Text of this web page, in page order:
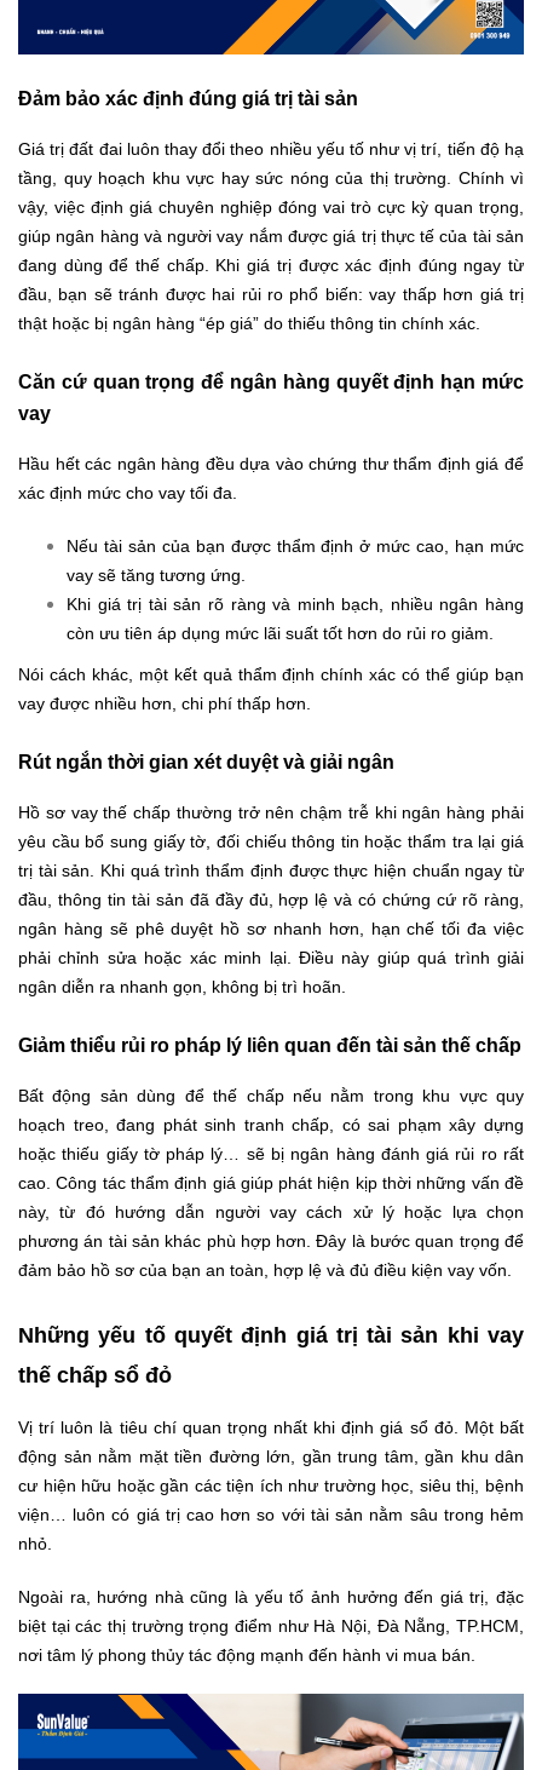
Đảm bảo xác định đúng giá trị tài sản
Giá trị đất đai luôn thay đổi theo nhiều yếu tố như vị trí, tiến độ hạ
tầng, quy hoạch khu vực hay sức nóng của thị trường. Chính vì
vậy, việc định giá chuyên nghiệp đóng vai trò cực kỳ quan trọng,
giúp ngân hàng và người vay nắm được giá trị thực tế của tài sản
đang dùng để thế chấp. Khi giá trị được xác định đúng ngay từ
đầu, bạn sẽ tránh được hai rủi ro phổ biến: vay thấp hơn giá trị
thật hoặc bị ngân hàng “ép giá” do thiếu thông tin chính xác.
Căn cứ quan trọng để ngân hàng quyết định hạn mức
vay
Hầu hết các ngân hàng đều dựa vào chứng thư thẩm định giá để
xác định mức cho vay tối đa.
Nếu tài sản của bạn được thẩm định ở mức cao, hạn mức
vay sẽ tăng tương ứng.
Khi giá trị tài sản rõ ràng và minh bạch, nhiều ngân hàng
còn ưu tiên áp dụng mức lãi suất tốt hơn do rủi ro giảm.
Nói cách khác, một kết quả thẩm định chính xác có thể giúp bạn
vay được nhiều hơn, chi phí thấp hơn.
Rút ngắn thời gian xét duyệt và giải ngân
Hồ sơ vay thế chấp thường trở nên chậm trễ khi ngân hàng phải
yêu cầu bổ sung giấy tờ, đối chiếu thông tin hoặc thẩm tra lại giá
trị tài sản. Khi quá trình thẩm định được thực hiện chuẩn ngay từ
đầu, thông tin tài sản đã đầy đủ, hợp lệ và có chứng cứ rõ ràng,
ngân hàng sẽ phê duyệt hồ sơ nhanh hơn, hạn chế tối đa việc
phải chỉnh sửa hoặc xác minh lại. Điều này giúp quá trình giải
ngân diễn ra nhanh gọn, không bị trì hoãn.
Giảm thiểu rủi ro pháp lý liên quan đến tài sản thế chấp
Bất động sản dùng để thế chấp nếu nằm trong khu vực quy
hoạch treo, đang phát sinh tranh chấp, có sai phạm xây dựng
hoặc thiếu giấy tờ pháp lý… sẽ bị ngân hàng đánh giá rủi ro rất
cao. Công tác thẩm định giá giúp phát hiện kịp thời những vấn đề
này, từ đó hướng dẫn người vay cách xử lý hoặc lựa chọn
phương án tài sản khác phù hợp hơn. Đây là bước quan trọng để
đảm bảo hồ sơ của bạn an toàn, hợp lệ và đủ điều kiện vay vốn.
Những yếu tố quyết định giá trị tài sản khi vay
thế chấp sổ đỏ
Vị trí luôn là tiêu chí quan trọng nhất khi định giá sổ đỏ. Một bất
động sản nằm mặt tiền đường lớn, gần trung tâm, gần khu dân
cư hiện hữu hoặc gần các tiện ích như trường học, siêu thị, bệnh
viện… luôn có giá trị cao hơn so với tài sản nằm sâu trong hẻm
nhỏ.
Ngoài ra, hướng nhà cũng là yếu tố ảnh hưởng đến giá trị, đặc
biệt tại các thị trường trọng điểm như Hà Nội, Đà Nẵng, TP.HCM,
nơi tâm lý phong thủy tác động mạnh đến hành vi mua bán.